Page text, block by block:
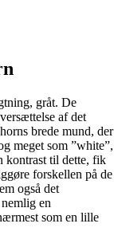
gråt. De
af det
brede mund, der
meget som ”white”,
kontrast til dette, fik
forskellen på de
også det
en
som en lille